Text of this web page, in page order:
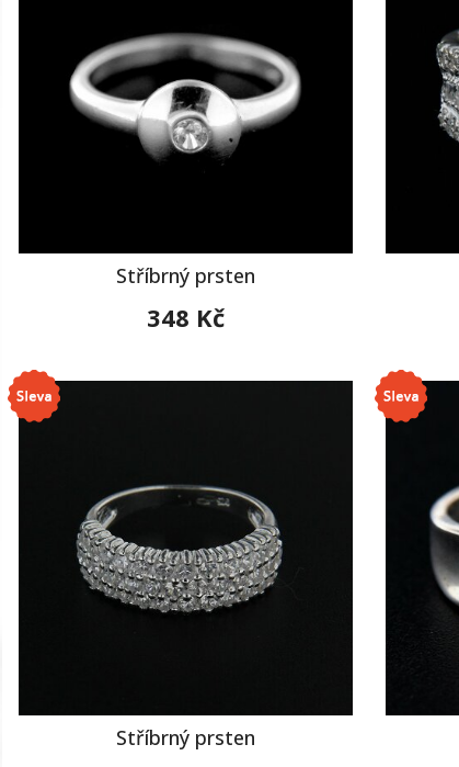
Stříbrný prsten
348 Kč
Stříbrný prsten